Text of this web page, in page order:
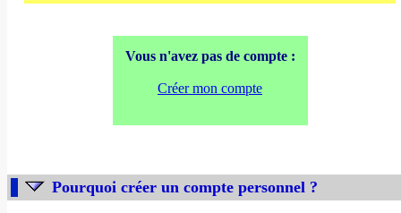
Vous n'avez pas de compte :
Créer mon compte
Pourquoi créer un compte personnel ?